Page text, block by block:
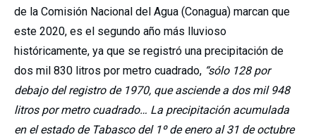
de la Comisión Nacional del Agua (Conagua) marcan que
este 2020, es el segundo año más lluvioso
históricamente, ya que se registró una precipitación de
dos mil 830 litros por metro cuadrado, “sólo 128 por
debajo del registro de 1970, que asciende a dos mil 948
litros por metro cuadrado… La precipitación acumulada
en el estado de Tabasco del 1º de enero al 31 de octubre